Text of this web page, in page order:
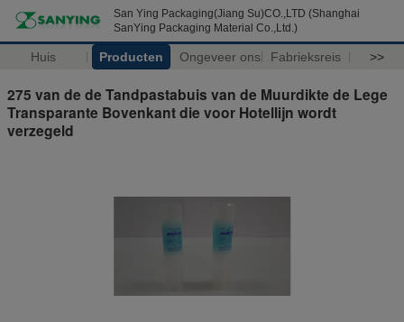
San Ying Packaging(Jiang Su)CO.,LTD (Shanghai
SanYing Packaging Material Co.,Ltd.)
Huis Producten Ongeveer ons Fabrieksreis >>
275 van de de Tandpastabuis van de Muurdikte de Lege
Transparante Bovenkant die voor Hotellijn wordt
verzegeld